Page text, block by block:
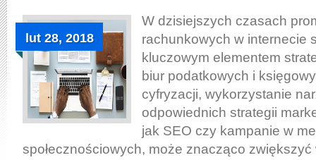
lut 28, 2018
W dzisiejszych czasach
rachunkowych w internecie
kluczowym elementem
biur podatkowych i
cyfryzacji, wykorzystanie
odpowiednich strategii
jak SEO czy kampanie w
społecznościowych, może znacząco